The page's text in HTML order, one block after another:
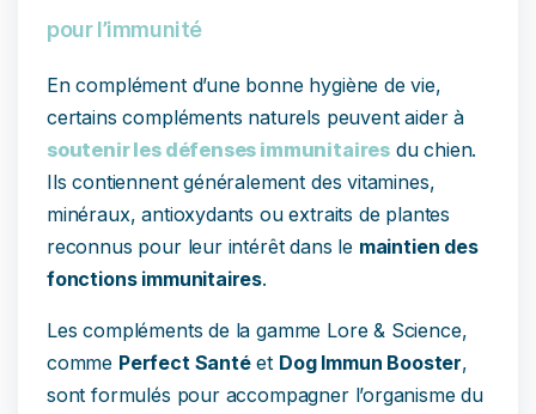
pour l’immunité
En complément d’une bonne hygiène de vie,
certains compléments naturels peuvent aider à
soutenir les défenses immunitaires du chien.
Ils contiennent généralement des vitamines,
minéraux, antioxydants ou extraits de plantes
reconnus pour leur intérêt dans le maintien des
fonctions immunitaires.
Les compléments de la gamme Lore & Science,
comme Perfect Santéet Dog Immun Booster,
sont formulés pour accompagner l’organisme du